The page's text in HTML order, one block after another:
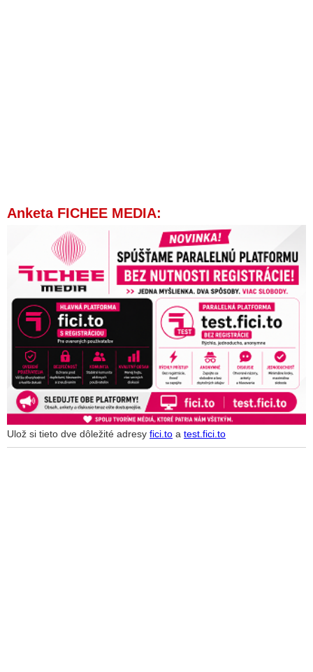
Anketa FICHEE MEDIA:
Ulož si tieto dve dôležité adresy fici.to a test.fici.to